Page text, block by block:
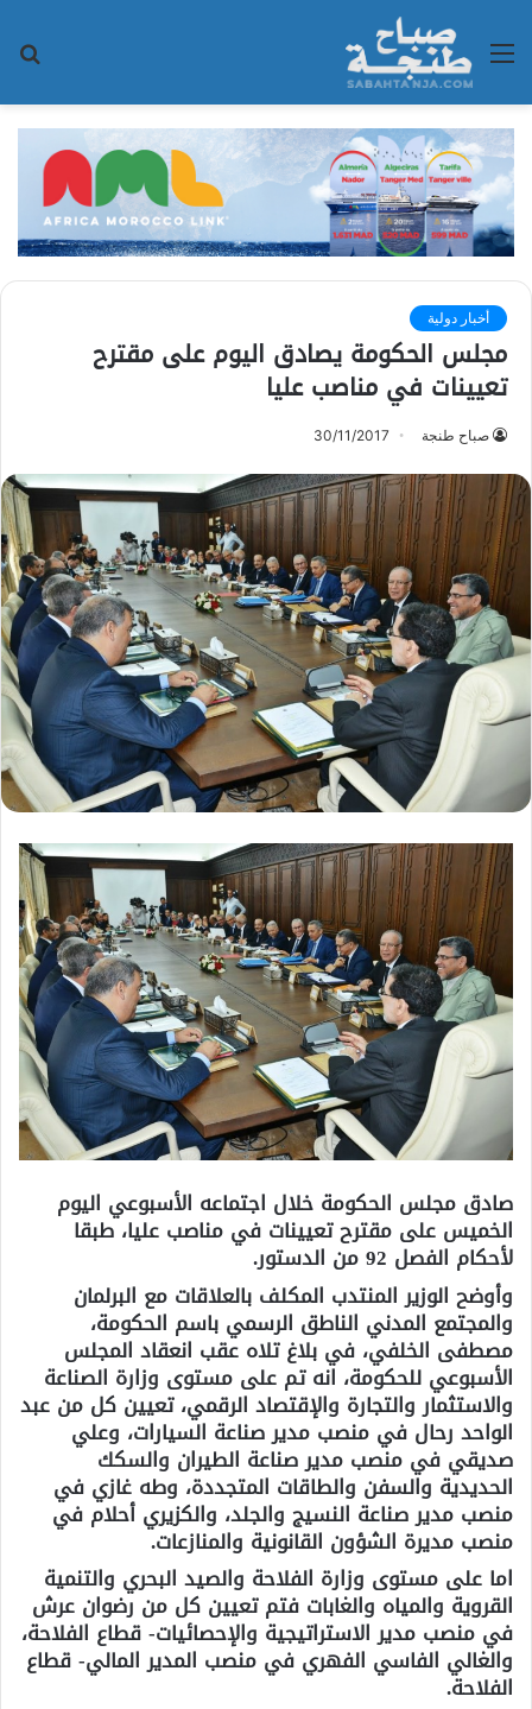
القائمة
أخبار دولية
مجلس الحكومة يصادق اليوم على مقترح
تعيينات في مناصب عليا
صباح طنجة 30/11/2017
صادق مجلس الحكومة خلال اجتماعه الأسبوعي اليوم
الخميس على مقترح تعيينات في مناصب عليا، طبقا
لأحكام الفصل 92 من الدستور.
وأوضح الوزير المنتدب المكلف بالعلاقات مع البرلمان
والمجتمع المدني الناطق الرسمي باسم الحكومة،
مصطفى الخلفي، في بلاغ تلاه عقب انعقاد المجلس
الأسبوعي للحكومة، انه تم على مستوى وزارة الصناعة
والاستثمار والتجارة والإقتصاد الرقمي، تعيين كل من عبد
الواحد رحال في منصب مدير صناعة السيارات، وعلي
صديقي في منصب مدير صناعة الطيران والسكك
الحديدية والسفن والطاقات المتجددة، وطه غازي في
منصب مدير صناعة النسيج والجلد، والكزيري أحلام في
منصب مديرة الشؤون القانونية والمنازعات.
اما على مستوى وزارة الفلاحة والصيد البحري والتنمية
القروية والمياه والغابات فتم تعيين كل من رضوان عرش
في منصب مدير الاستراتيجية والإحصائيات- قطاع الفلاحة،
والغالي الفاسي الفهري في منصب المدير المالي- قطاع
الفلاحة.